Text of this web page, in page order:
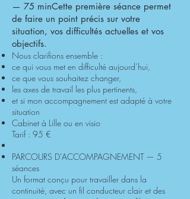
— 75 minCette première séance permet
de faire un point précis sur votre
situation, vos difficultés actuelles et vos
objectifs.
Nous clarifions ensemble :
ce qui vous met en difficulté aujourd’hui,
ce que vous souhaitez changer,
les axes de travail les plus pertinents,
et si mon accompagnement est adapté à votre
situation​
Cabinet à Lille ou en visio
Tarif : 95 €
PARCOURS D’ACCOMPAGNEMENT — 5
séances
Un format conçu pour travailler dans la
continuité, avec un fil conducteur clair et des